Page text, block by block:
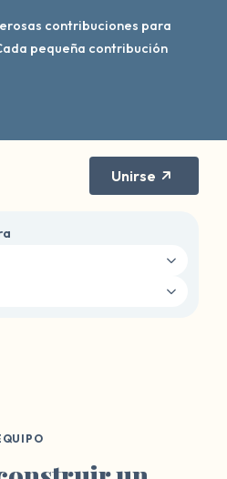
contribuciones para
pequeña contribución
Unirse